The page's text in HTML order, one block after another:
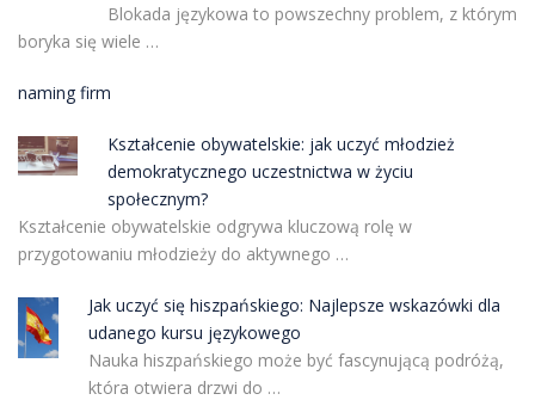
Blokada językowa to powszechny problem, z którym
boryka się wiele …
naming firm
Kształcenie obywatelskie: jak uczyć młodzież
demokratycznego uczestnictwa w życiu
społecznym?
Kształcenie obywatelskie odgrywa kluczową rolę w
przygotowaniu młodzieży do aktywnego …
Jak uczyć się hiszpańskiego: Najlepsze wskazówki dla
udanego kursu językowego
Nauka hiszpańskiego może być fascynującą podróżą,
która otwiera drzwi do …